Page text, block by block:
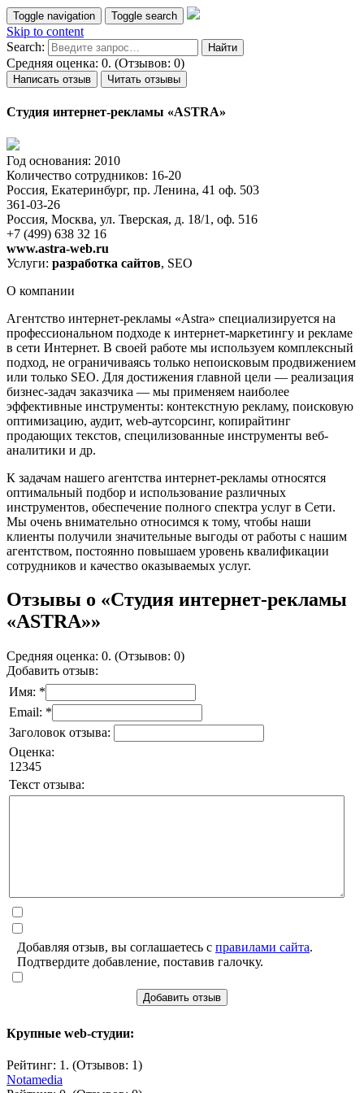
Toggle navigation Toggle search
Skip to content
Search:
Средняя оценка: 0. (Отзывов: 0)
Написать отзыв Читать отзывы
Студия интернет-рекламы «ASTRA»
Год основания: 2010
Количество сотрудников: 16-20
Россия, Екатеринбург, пр. Ленина, 41 оф. 503
361-03-26
Россия, Москва, ул. Тверская, д. 18/1, оф. 516
+7 (499) 638 32 16
www.astra-web.ru
Услуги: разработка сайтов, SEO
О компании
Агентство интернет-рекламы «Astra» специализируется на
профессиональном подходе к интернет-маркетингу и рекламе
в сети Интернет. В своей работе мы используем комплексный
подход, не ограничиваясь только непоисковым продвижением
или только SEO. Для достижения главной цели — реализация
бизнес-задач заказчика — мы применяем наиболее
эффективные инструменты: контекстную рекламу, поисковую
оптимизацию, аудит, web-аутсорсинг, копирайтинг
продающих текстов, специлизованные инструменты веб-
аналитики и др.
К задачам нашего агентства интернет-рекламы относятся
оптимальный подбор и использование различных
инструментов, обеспечение полного спектра услуг в Сети.
Мы очень внимательно относимся к тому, чтобы наши
клиенты получили значительные выгоды от работы с нашим
агентством, постоянно повышаем уровень квалификации
сотрудников и качество оказываемых услуг.
Отзывы о «Студия интернет-рекламы
«ASTRA»»
Средняя оценка: 0. (Отзывов: 0)
Добавить отзыв:
Имя: *
Email: *
Заголовок отзыва:
Оценка:
1 2345
Текст отзыва:
Добавляя отзыв, вы соглашаетесь с правилами сайта.
Подтвердите добавление, поставив галочку.
Добавить отзыв
Крупные web-студии:
Рейтинг: 1. (Отзывов: 1)
Notamedia